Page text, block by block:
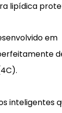
lipídica
em
inteligentes